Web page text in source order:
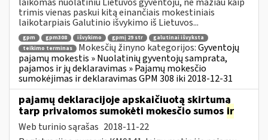
trimis vienas paskui kitą einančiais mokestiniais
laikotarpiais Galutinio išvykimo iš Lietuvos...
gpm gpm308 išvykimo gpmį 29 str
galutinai išvyksta
teikimo terminas
Mokesčių žinyno kategorijos:Gyventojų
pajamų mokestis » Nuolatinių gyventojų samprata,
pajamos ir jų deklaravimas » Pajamų mokesčio
sumokėjimas ir deklaravimas GPM 308 iki 2018-12-31
pajamų deklaracijoje apskaičiuotą skirtumą
tarp privalomos sumokėti mokesčio sumos ir
Web turinio sąrašas 2018-11-22